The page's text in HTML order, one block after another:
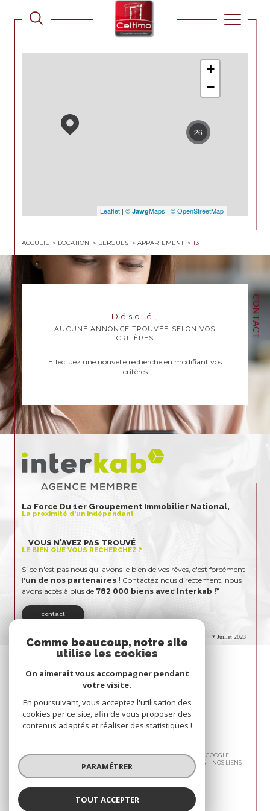
CONTACT
26
+
−
Leaflet | © JawgMaps | © OpenStreetMap
ACCUEIL LOCATION BERGUES APPARTEMENT T3
Désolé,
AUCUNE ANNONCE TROUVÉE SELON VOS
CRITÈRES
Effectuez une nouvelle recherche en modifiant vos
critères
La Force Du 1er Groupement Immobilier National,
La proximité d'un indépendant
VOUS N'AVEZ PAS TROUVÉ
LE BIEN QUE VOUS RECHERCHEZ ?
Si ce n'est pas nous qui avons le bien de vos rêves, c'est forcément
l'un de nos partenaires ! Contactez nous directement, nous
avons accès à plus de 782 000 biens avec Interkab !*
contact
* Juillet 2023
© 2026 | TOUS DROITS RÉSERVÉS | TRADUCTION POWERED BY GOOGLE |
PLAN DU SITE ADMIN
NOS LIENS
POLITIQUE RGPD
Comme beaucoup, notre site
utilise les cookies
On aimerait vous accompagner pendant
votre visite.
En poursuivant, vous acceptez l'utilisation des
cookies par ce site, afin de vous proposer des
contenus adaptés et réaliser des statistiques !
PARAMÉTRER
TOUT ACCEPTER